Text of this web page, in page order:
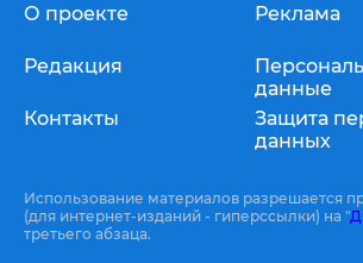
О проекте
Редакция
Контакты
Реклама
данные
Защита
данных
Использование материалов разрешается
(для интернет-изданий - гиперссылки) на "
третьего абзаца.